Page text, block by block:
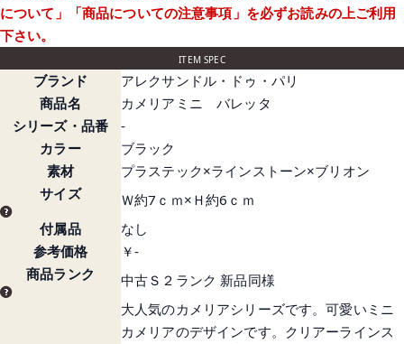
について」
「商品についての注意事項」 を必ずお読みの上ご利用
下さい。
ITEM SPEC
ブランド
アレクサンドル・ドゥ・パリ
商品名
カメリアミニ バレッタ
シリーズ・品番
-
カラー
ブラック
素材
プラステック×ラインストーン×ブリオン
サイズ
Ｗ約7ｃｍ×Ｈ約6ｃｍ
付属品
なし
参考価格
￥-
商品ランク
中古Ｓ２ランク 新品同様
大人気のカメリアシリーズです。可愛いミニ
カメリアのデザインです。クリアーラインス